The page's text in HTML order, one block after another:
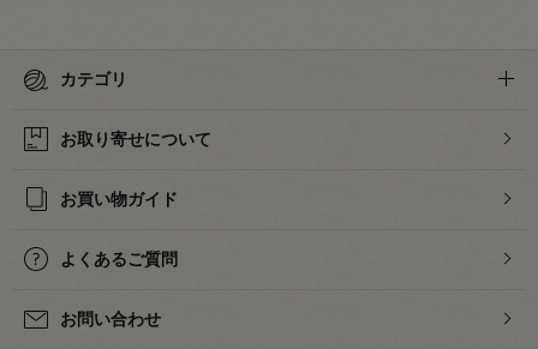
カテゴリ
お取り寄せについて
お買い物ガイド
よくあるご質問
お問い合わせ